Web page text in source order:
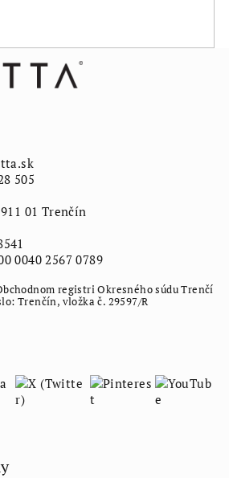
505
01 Trenčín
0040 2567 0789
registri Okresného súdu Trenčí
Trenčín, vložka č. 29597/R